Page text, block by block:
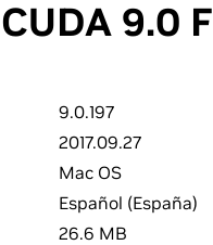
9.0
9.0.197
2017.09.27
Mac OS
Español (España)
26.6 MB